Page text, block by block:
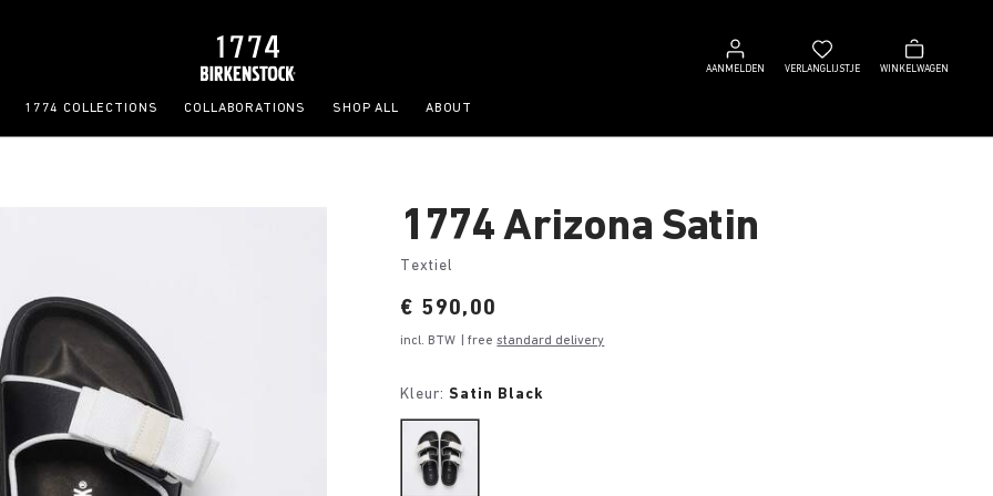
AANMELDEN
Aanmelden
VERLANGLIJSTJE
Verlanglijstje
WINKELWAGEN
Winkelwagen
1774 COLLECTIONS COLLABORATIONS SHOP ALL ABOUT
1774 Arizona Satin
Textiel
Price:
€ 590,00
incl. BTW | freestandard delivery
Kleur:Satin Black